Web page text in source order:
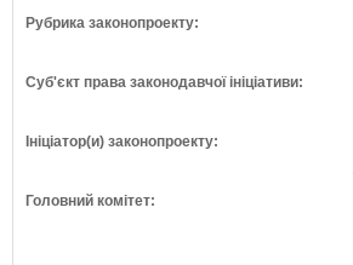
Рубрика законопроекту:
Суб'єкт права законодавчої ініціативи:
Ініціатор(и) законопроекту:
Головний комітет: